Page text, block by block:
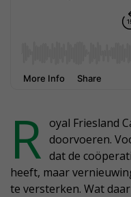
R oyal Friesland
doorvoeren.
dat de
heeft, maar
te versterken. Wat